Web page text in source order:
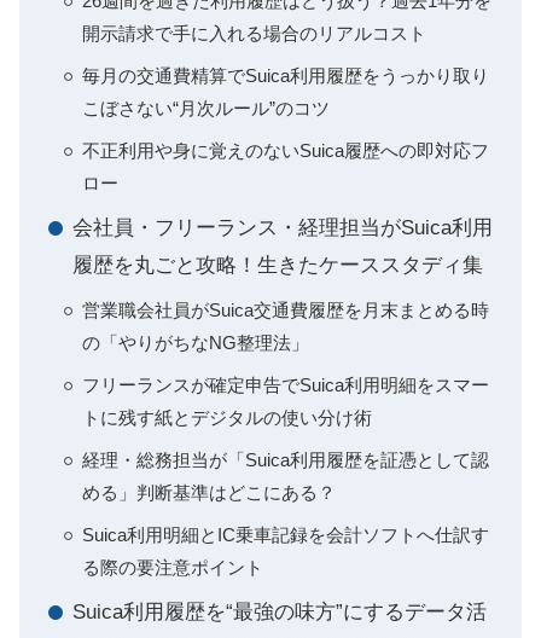
開示請求で手に入れる場合のリアルコスト
毎月の交通費精算でSuica利用履歴をうっかり取り
こぼさない“月次ルール”のコツ
不正利用や身に覚えのないSuica履歴への即対応フ
ロー
会社員・フリーランス・経理担当がSuica利用
履歴を丸ごと攻略！生きたケーススタディ集
営業職会社員がSuica交通費履歴を月末まとめる時
の「やりがちなNG整理法」
フリーランスが確定申告でSuica利用明細をスマー
トに残す紙とデジタルの使い分け術
経理・総務担当が「Suica利用履歴を証憑として認
める」判断基準はどこにある？
Suica利用明細とIC乗車記録を会計ソフトへ仕訳す
る際の要注意ポイント
Suica利用履歴を“最強の味方”にするデータ活